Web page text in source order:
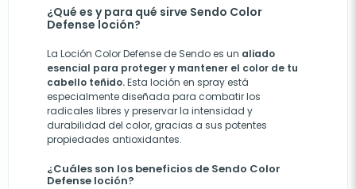
¿Qué es y para qué sirve Sendo Color
Defense loción?
La Loción Color Defense de Sendo es un aliado
esencial para proteger y mantener el color de tu
cabello teñido.Esta loción en spray está
especialmente diseñada para combatir los
radicales libres y preservar la intensidad y
durabilidad del color, gracias a sus potentes
propiedades antioxidantes.
¿Cuáles son los beneficios de Sendo Color
Defense loción?